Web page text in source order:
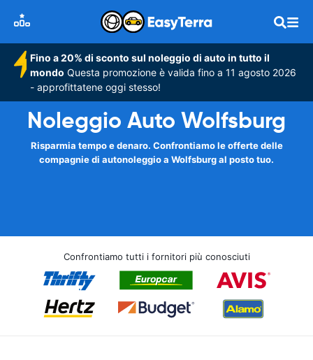
Fino a 20% di sconto sul noleggio di auto in tutto il
mondo Questa promozione è valida fino a 11 agosto 2026
- approfittatene oggi stesso!
Noleggio Auto Wolfsburg
Risparmia tempo e denaro. Confrontiamo le offerte delle
compagnie di autonoleggio a Wolfsburg al posto tuo.
Confrontiamo tutti i fornitori più conosciuti